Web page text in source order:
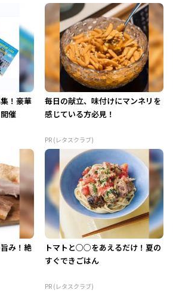
！豪華
催
毎日の献立、味付けにマンネリを
感じている方必見！
PR (レタスクラブ)
み！絶
トマトと○○をあえるだけ！夏の
すぐできごはん
PR (レタスクラブ)